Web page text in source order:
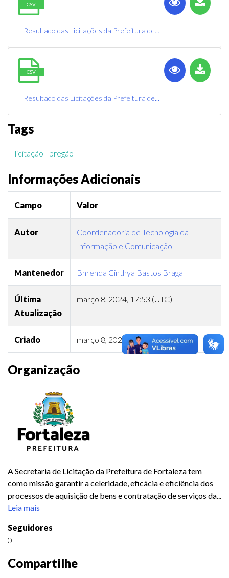
Organização
A Secretaria de Licitação da Prefeitura de Fortaleza tem
como missão garantir a celeridade, eficácia e eficiência dos
processos de aquisição de bens e contratação de serviços da...
Leia mais
Seguidores
0
Compartilhe
CSV
Resultado das Licitações da Prefeitura de...
CSV
Resultado das Licitações da Prefeitura de...
Tags
licitação pregão
Informações Adicionais
Campo Valor
Autor
Coordenadoria de Tecnologia da
Informação e Comunicação
Mantenedor Bhrenda Cinthya Bastos Braga
Última
Atualização
março 8, 2024, 17:53 (UTC)
Criado março 8, 2024, 17:50 (UTC)